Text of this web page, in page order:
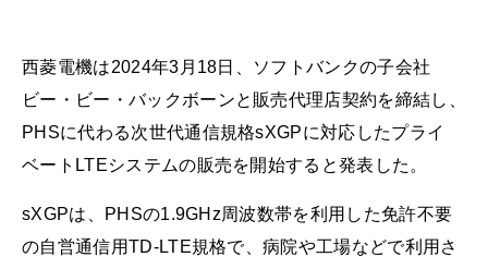
西菱電機は2024年3月18日、ソフトバンクの子会社
ビー・ビー・バックボーンと販売代理店契約を締結し、
PHSに代わる次世代通信規格sXGPに対応したプライ
ベートLTEシステムの販売を開始すると発表した。
sXGPは、PHSの1.9GHz周波数帯を利用した免許不要
の自営通信用TD-LTE規格で、病院や工場などで利用さ